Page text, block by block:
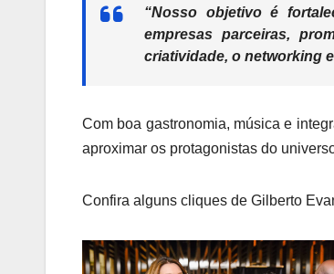
“Nosso objetivo é
empresas parceiras,
criatividade, o networking
Com boa gastronomia, música e
aproximar os protagonistas do
Confira alguns cliques de Gilberto